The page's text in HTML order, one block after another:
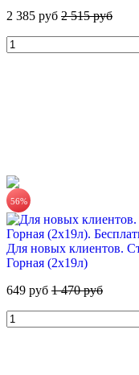
ЧЕРНОГОЛОВКА
35.00 руб/шт
2 385 руб 2 515 руб
56%
Для новых клиентов.
Горная (2х19л)
649 руб 1 470 руб